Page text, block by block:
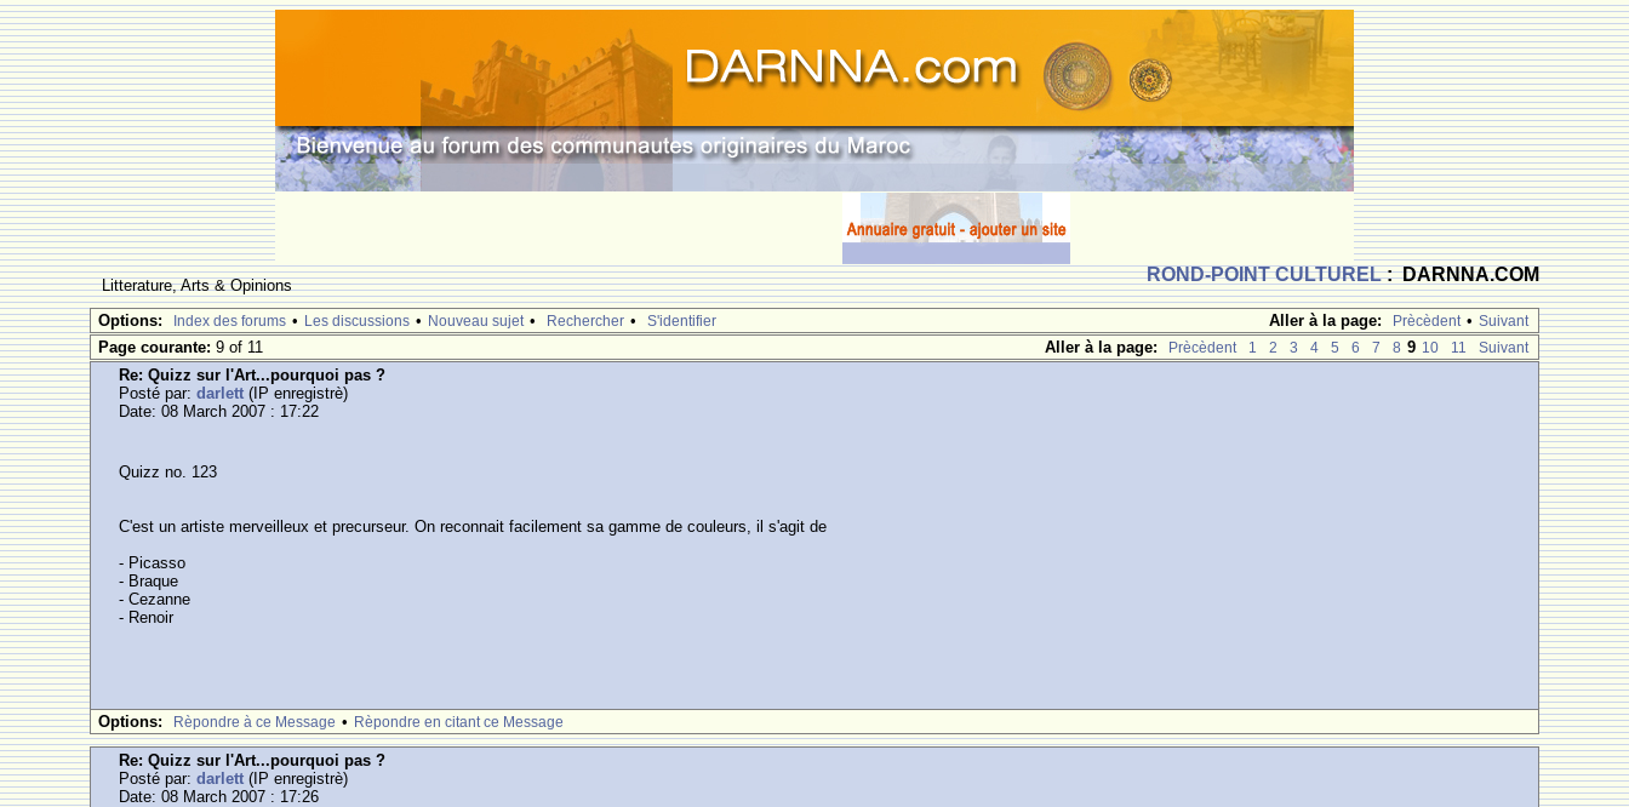
ROND-POINT CULTUREL: DARNNA.COM
Litterature, Arts & Opinions
Aller à la page:
Prècèdent • Suivant
Options: Index des forums • Les discussions • Nouveau sujet • Rechercher • S'identifier
Aller à la page: Prècèdent 1 2 3 4 5 6 7 8 9 10 11 Suivant
Page courante:9 of 11
Re: Quizz sur l'Art...pourquoi pas ?
Posté par:darlett (IP enregistrè)
Date: 08 March 2007 : 17:22
Quizz no. 123
C'est un artiste merveilleux et precurseur. On reconnait facilement sa gamme de couleurs, il s'agit de
- Picasso
- Braque
- Cezanne
- Renoir
Options: Rèpondre à ce Message • Rèpondre en citant ce Message
Re: Quizz sur l'Art...pourquoi pas ?
Posté par:darlett (IP enregistrè)
Date: 08 March 2007 : 17:26